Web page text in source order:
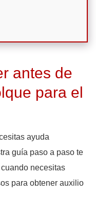
antes de
para el
ayuda
guía paso a paso te
necesitas
para obtener auxilio